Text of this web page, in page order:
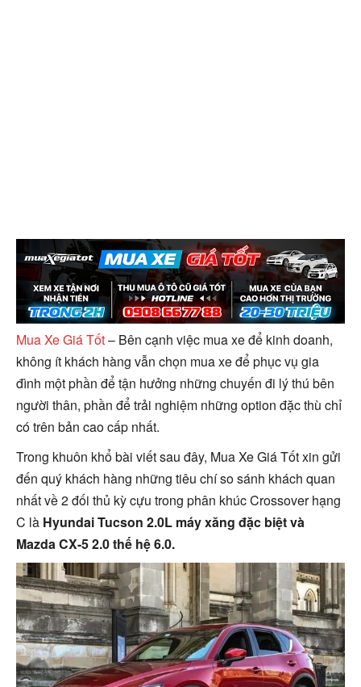
Mua Xe Giá Tốt– Bên cạnh việc mua xe để kinh doanh,
không ít khách hàng vẫn chọn mua xe để phục vụ gia
đình một phần để tận hưởng những chuyến đi lý thú bên
người thân, phần để trải nghiệm những option đặc thù chỉ
có trên bản cao cấp nhất.
Trong khuôn khổ bài viết sau đây, Mua Xe Giá Tốt xin gửi
đến quý khách hàng những tiêu chí so sánh khách quan
nhất về 2 đối thủ kỳ cựu trong phân khúc Crossover hạng
C là Hyundai Tucson 2.0L máy xăng đặc biệt và
Mazda CX-5 2.0 thế hệ 6.0.